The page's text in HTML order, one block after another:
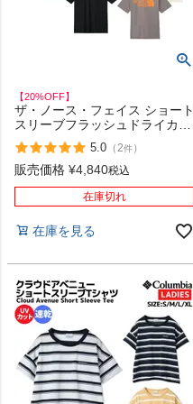
【20%OFF】
ザ・ノース・フェイス ショート
スリーブフラッシュドライカラ
ースキームコットンティー 登山
アウトドア カジュアル キャン
プ 速乾性 イージーケア コット
NORTH FACE
5.0 （2件）
販売価格 ¥4,840税込
在庫切れ
在庫を見る